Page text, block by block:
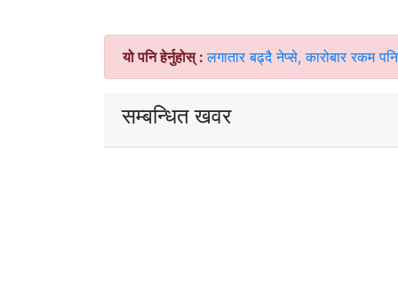
यो पनि हेर्नुहोस् :लगातार बढ्दै नेप्से, कारोबार रकम
सम्बन्धित खवर